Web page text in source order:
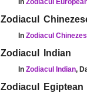
In Zodiacul
Zodiacul
In Zodiacul
Zodiacul Indian
In Zodiacul Indian,
Zodiacul Egiptean